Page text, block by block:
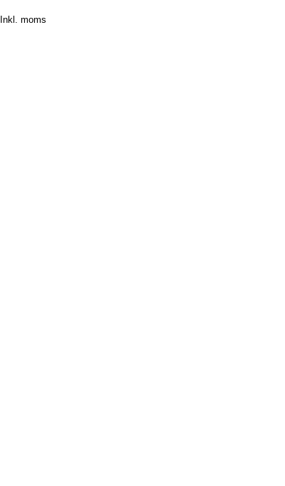
Inkl. moms